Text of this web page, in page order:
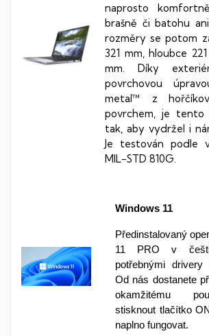
naprosto
brašně či batohu
rozměry se potom
321 mm, hloubce
mm. Díky
povrchovou
metal™ z
povrchem, je tento
tak, aby vydržel i
Je testován podle
MIL-STD 810G
Windows 11
Předinstalovaný
11 PRO v
potřebnými drivery
Od nás dostanete
okamžitému
stisknout tlačítko
naplno fungovat.